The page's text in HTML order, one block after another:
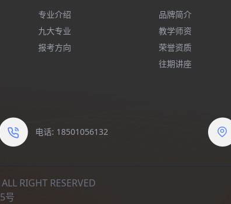
专业介绍
九大专业
报考方向
品牌简介
教学师资
荣誉资质
往期讲座
电话: 18501056132
RIGHT RESERVED
号